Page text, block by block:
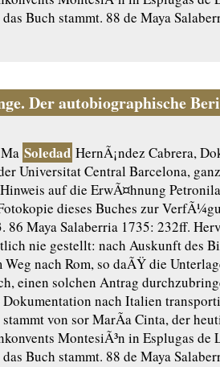
Buch stammt. 88 de Maya
Der autobiographische
Soledad HernÃ¡ndez Cabrera,
Universitat Central Barcelona,
auf die ErwÃ¤hnung
dieses Buches zur
86 Maya Salaberria 1735: 232ff.
nie gestellt: nach Auskunft des
nach Rom, so daÃŸ die
einen solchen Antrag
Dokumentation nach Italien
von sor MarÃ­a Cinta, der
MontesiÃ³n in Esplugas de
Buch stammt. 88 de Maya